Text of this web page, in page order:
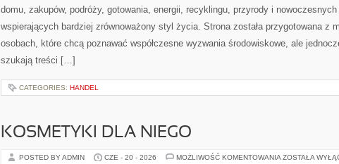
domu, zakupów, podróży, gotowania, energii, recyklingu, przyrody i
wspierających bardziej zrównoważony styl życia. Strona została przygotowana z
osobach, które chcą poznawać współczesne wyzwania środowiskowe, ale
szukają treści […]
CATEGORIES: HANDEL
KOSMETYKI DLA NIEGO
POSTED BY ADMIN CZE - 20 - 2026 MOŻLIWOŚĆ KOMENTOWANIA KOSMETYKI
ZOSTAŁA